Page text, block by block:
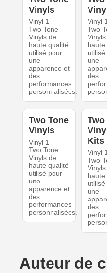
Vinyls
Vinyl 1
Two Tone
Vinyls de
haute qualité
utilisé pour
une
apparence et
des
performances
personnalisées.
Vinyl 1
Two
Vinyls
haute
utilisé
une
des
Two Tone
Vinyls
Vinyl 1
Two Tone
Vinyls de
haute qualité
utilisé pour
une
apparence et
des
performances
personnalisées.
Two
Kits
Vinyl 1
Two
haute
utilisé
une
des
Auteur de